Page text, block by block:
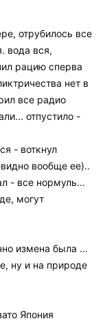
отрубилось все
вода вся,
рацию сперва
нет в
все радио
отпустило -
- воткнул
вообще ее)..
- все нормуль...
могут
измена была ...
ну и на природе
Япония